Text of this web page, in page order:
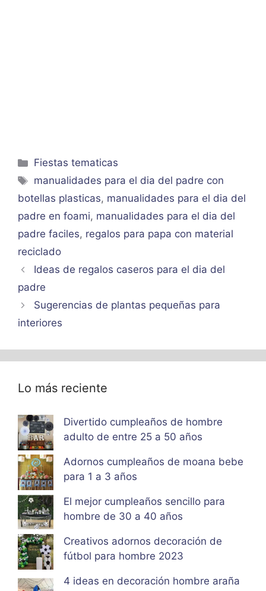
Categorías
Fiestas tematicas
Etiquetas
manualidades para el dia del padre con
botellas plasticas, manualidades para el dia del
padre en foami, manualidades para el dia del
padre faciles, regalos para papa con material
reciclado
Ideas de regalos caseros para el dia del
padre
Sugerencias de plantas pequeñas para
interiores
Lo más reciente
Divertido cumpleaños de hombre
adulto de entre 25 a 50 años
Adornos cumpleaños de moana bebe
para 1 a 3 años
El mejor cumpleaños sencillo para
hombre de 30 a 40 años
Creativos adornos decoración de
fútbol para hombre 2023
4 ideas en decoración hombre araña